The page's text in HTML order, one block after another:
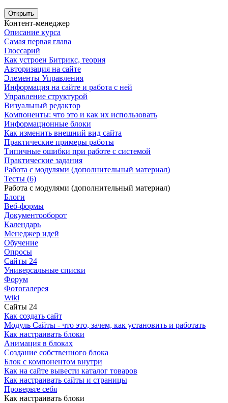
Открыть
Контент-менеджер
Описание курса
Самая первая глава
Глоссарий
Как устроен Битрикс, теория
Авторизация на сайте
Элементы Управления
Информация на сайте и работа с ней
Управление структурой
Визуальный редактор
Компоненты: что это и как их использовать
Информационные блоки
Как изменить внешний вид сайта
Практические примеры работы
Типичные ошибки при работе с системой
Практические задания
Работа с модулями (дополнительный материал)
Тесты (6)
Работа с модулями (дополнительный материал)
Блоги
Веб-формы
Документооборот
Календарь
Менеджер идей
Обучение
Опросы
Сайты 24
Универсальные списки
Форум
Фотогалерея
Wiki
Сайты 24
Как создать сайт
Модуль Сайты - что это, зачем, как установить и работать
Как настраивать блоки
Анимация в блоках
Создание собственного блока
Блок с компонентом внутри
Как на сайте вывести каталог товаров
Как настраивать сайты и страницы
Проверьте себя
Как настраивать блоки